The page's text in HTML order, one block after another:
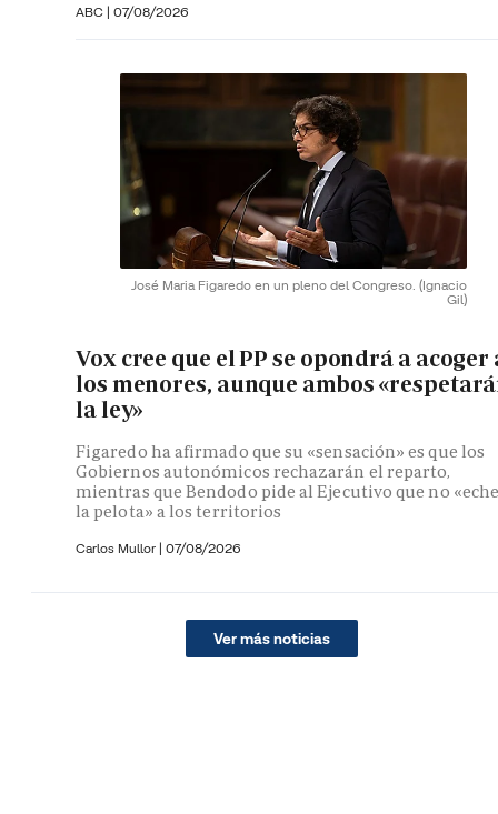
ABC | 07/08/2026
José Maria Figaredo en un pleno del Congreso. (Ignacio
Gil)
Vox cree que el PP se opondrá a acoger
los menores, aunque ambos
la ley»
Figaredo ha afirmado que su «sensación» es que los
Gobiernos autonómicos rechazarán el reparto,
mientras que Bendodo pide al Ejecutivo que no
la pelota» a los territorios
Carlos Mullor | 07/08/2026
Ver más noticias